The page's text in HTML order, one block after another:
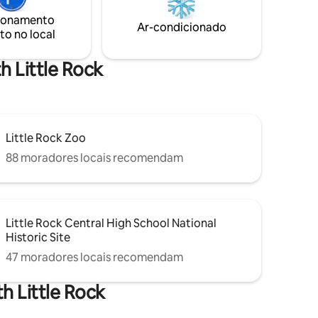
O
uma entrada fora do quarto,
lavadora/secadora no local, aquecimento
central/unidade de ar condicionado,
Estacionamento gratuito na rua.
no local
Ar-condicionado
Little Rock
Little Rock Zoo
88 moradores locais recomendam
Little Rock Central High School National
Historic Site
47 moradores locais recomendam
Little Rock